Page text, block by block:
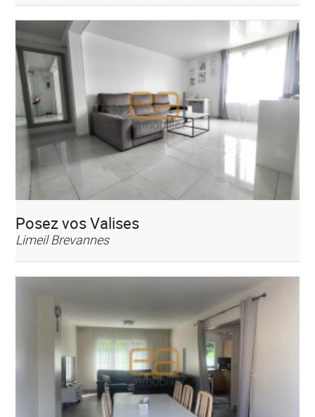
Posez vos Valises
Limeil Brevannes